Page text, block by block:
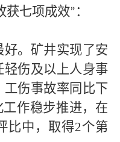
获七项成效”：
好。矿井实现了安
伤及以上人身事
工伤事故率同比下
作稳步推进，在
比中，取得2个第